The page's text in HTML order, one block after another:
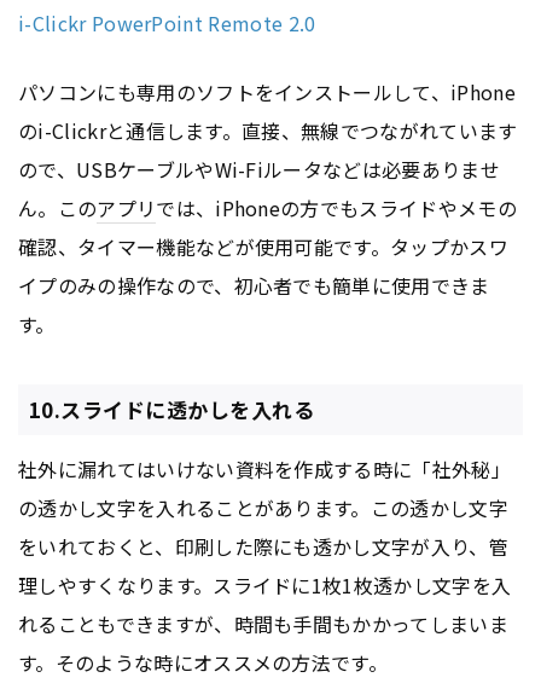
i-Clickr PowerPoint Remote 2.0
パソコンにも専用のソフトをインストールして、iPhone
のi-Clickrと通信します。直接、無線でつながれています
ので、USBケーブルやWi-Fiルータなどは必要ありませ
ん。このアプリでは、iPhoneの方でもスライドやメモの
確認、タイマー機能などが使用可能です。タップかスワ
イプのみの操作なので、初心者でも簡単に使用できま
す。
10.スライドに透かしを入れる
社外に漏れてはいけない資料を作成する時に「社外秘」
の透かし文字を入れることがあります。この透かし文字
をいれておくと、印刷した際にも透かし文字が入り、管
理しやすくなります。スライドに1枚1枚透かし文字を入
れることもできますが、時間も手間もかかってしまいま
す。そのような時にオススメの方法です。